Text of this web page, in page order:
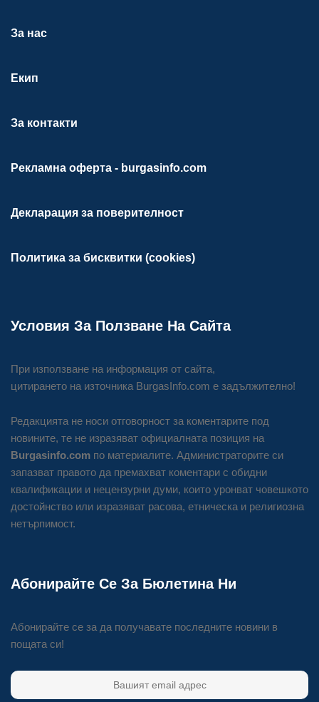
За нас
Екип
За контакти
Рекламна оферта - burgasinfo.com
Декларация за поверителност
Политика за бисквитки (cookies)
Условия За Ползване На Сайта
При използване на информация от сайта,
цитирането на източника BurgasInfo.com е задължително!
Редакцията не носи отговорност за коментарите под
новините, те не изразяват официалната позиция на
Burgasinfo.com по материалите. Администраторите си
запазват правото да премахват коментари с обидни
квалификации и нецензурни думи, които уронват човешкото
достойнство или изразяват расова, етническа и религиозна
нетърпимост.
Абонирайте Се За Бюлетина Ни
Абонирайте се за да получавате последните новини в
пощата си!